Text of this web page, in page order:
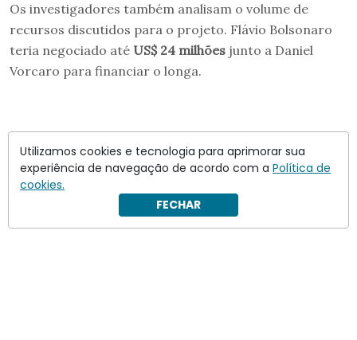
Os investigadores também analisam o volume de
recursos discutidos para o projeto. Flávio Bolsonaro
teria negociado até US$ 24 milhões junto a Daniel
Vorcaro para financiar o longa.
Utilizamos cookies e tecnologia para aprimorar sua
experiência de navegação de acordo com a Política de
cookies.
FECHAR